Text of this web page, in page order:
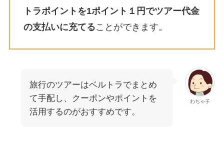
トラポイントを1ポイント１円でツアー代金
の支払いに充てることができます。
わちゃ子
旅行のツアーはベルトラでまとめ
て手配し、クーポンやポイントを
活用するのがおすすめです。